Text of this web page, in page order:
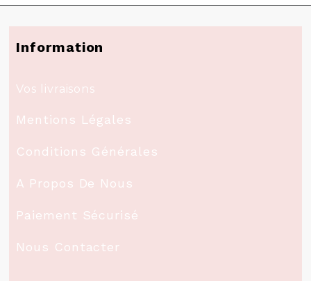
Information
Vos livraisons
Mentions Légales
Conditions Générales
A Propos De Nous
Paiement Sécurisé
Nous Contacter